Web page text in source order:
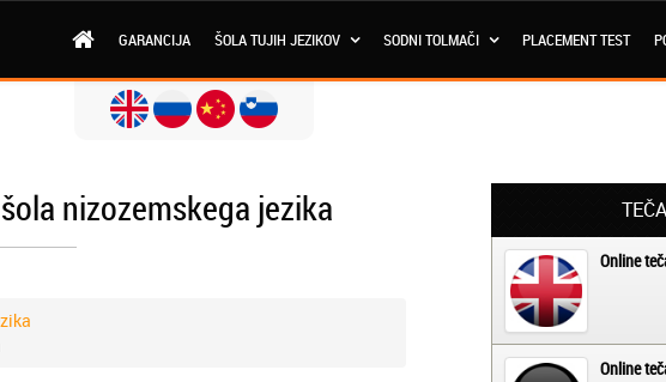
GARANCIJA ŠOLA TUJIH JEZIKOV SODNI TOLMAČI PLACEMENT TEST
nizozemskega jezika
Online
Online